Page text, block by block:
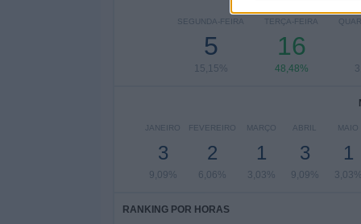
SEGUNDA-FEIRA
5
15,15%
TERÇA-FEIRA
16
48,48%
JANEIRO
3
9,09%
FEVEREIRO
2
6,06%
MARÇO
1
3,03%
ABRIL
3
9,09%
MAIO
1
3,03%
RANKING POR HORAS